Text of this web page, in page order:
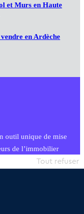
et Murs en Haute
en Ardèche
outil unique de mise
de l’immobilier
simple et intégrant
Tout refuser